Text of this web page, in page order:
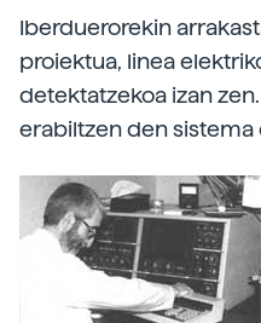
Iberduerorekin
proiektua, linea
detektatzekoa izan
erabiltzen den sistema